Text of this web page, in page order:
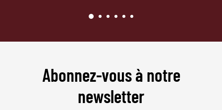
Abonnez-vous à notre
newsletter